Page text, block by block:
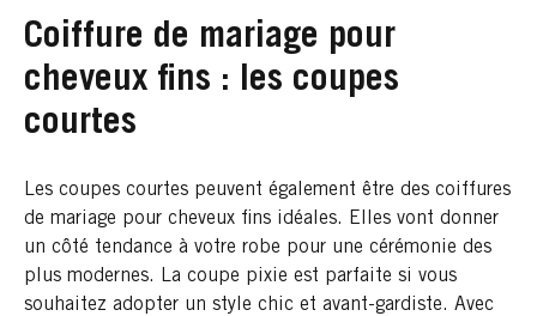
Coiffure de mariage pour
cheveux fins : les coupes
courtes
Les coupes courtes peuvent également être des coiffures
de mariage pour cheveux fins idéales. Elles vont donner
un côté tendance à votre robe pour une cérémonie des
plus modernes. La coupe pixie est parfaite si vous
souhaitez adopter un style chic et avant-gardiste. Avec